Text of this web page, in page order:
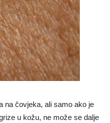
na čovjeka, ali samo ako je
u kožu, ne može se dalje